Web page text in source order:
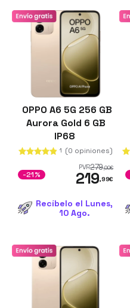
OPPO A6 5G 256 GB
Aurora Gold 6 GB
IP68
1 (0 opiniones)
PVR279,00€
219,99€
-21%
Recíbelo el Lunes,
10 Ago.